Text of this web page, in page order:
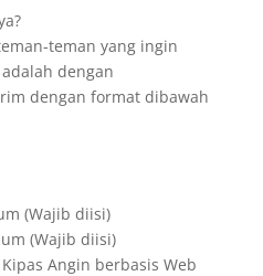
teman yang ingin
dengan
dengan format dibawah
(Wajib diisi)
(Wajib diisi)
Angin berbasis Web